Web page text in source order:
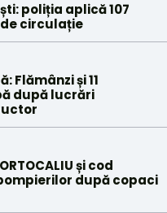
poliția aplică 107
circulație
Flămânzi și 11
după lucrări
și cod
după copaci